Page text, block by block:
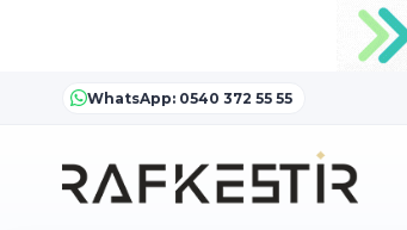
WhatsApp: 0540 372 55 55